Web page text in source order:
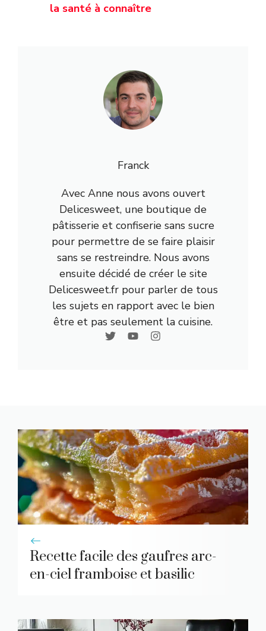
la santé à connaître
Franck
Avec Anne nous avons ouvert
Delicesweet, une boutique de
pâtisserie et confiserie sans sucre
pour permettre de se faire plaisir
sans se restreindre. Nous avons
ensuite décidé de créer le site
Delicesweet.fr pour parler de tous
les sujets en rapport avec le bien
être et pas seulement la cuisine.
Recette facile des gaufres arc-
en-ciel framboise et basilic